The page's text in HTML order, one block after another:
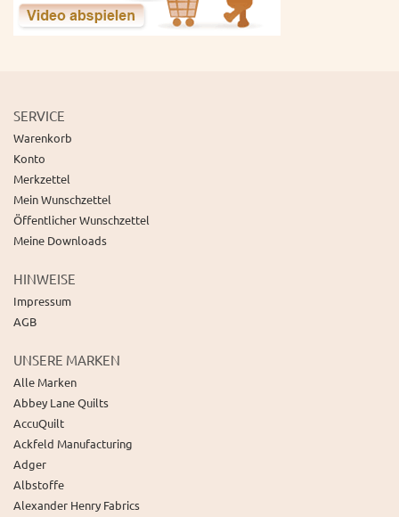
SERVICE
Warenkorb
Konto
Merkzettel
Mein Wunschzettel
Öffentlicher Wunschzettel
Meine Downloads
HINWEISE
Impressum
AGB
UNSERE MARKEN
Alle Marken
Abbey Lane Quilts
AccuQuilt
Ackfeld Manufacturing
Adger
Albstoffe
Alexander Henry Fabrics